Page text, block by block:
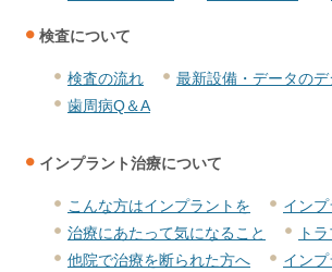
検査について
検査の流れ 最新設備・データの
歯周病Q＆A
インプラント治療について
こんな方はインプラントを イン
治療にあたって気になること
ト
他院で治療を断られた方へ
イン